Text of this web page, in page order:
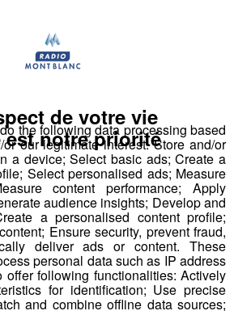
Pour les taches tenaces,
avec du savon de Marseille avant le
librepréserve la structure du
votre polaire à plat ou sur un cintre
de chaleur directe. Le sèche-
température, génère des
le boulochage. Si vous n'avez
la polaire dans un filet de protection.
des lavages grâce à quelques
votre vêtement après chaque
le dehors par temps sec. Cette
the following data processing based
our legitimate interest: Store and/or
a device; Select basic ads; Create a
Select personalised ads; Measure
content performance; Apply
audience insights; Develop and
a personalised content profile;
Ensure security, prevent fraud,
deliver ads or content. These
personal data such as IP address
offer following functionalities: Actively
for identification; Use precise
and combine offline data sources;
de votre vie
est notre priorité